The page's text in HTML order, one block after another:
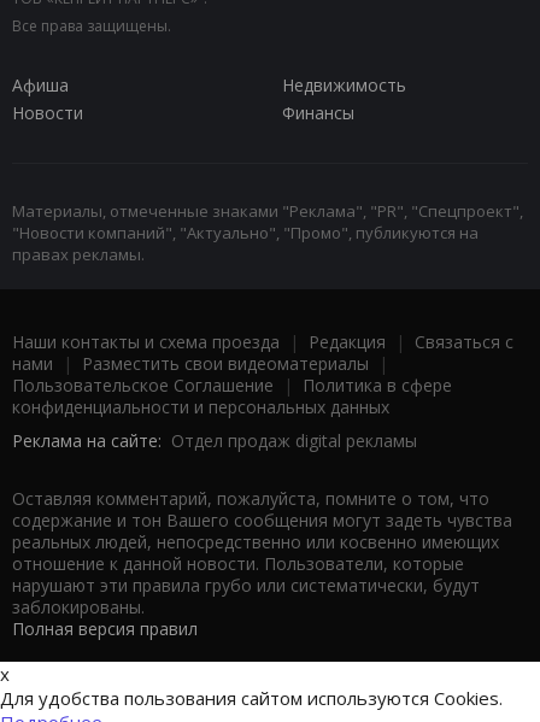
Все права защищены.
Афиша
Недвижимость
Новости
Финансы
Материалы, отмеченные знаками "Реклама", "PR", "Спецпроект",
"Новости компаний", "Актуально", "Промо", публикуются на
правах рекламы.
Наши контакты и схема проезда | Редакция | Связаться с
нами | Разместить свои видеоматериалы |
Пользовательское Соглашение |
Политика в сфере
конфиденциальности и персональных данных
Реклама на сайте: Отдел продаж digital рекламы
Оставляя комментарий, пожалуйста, помните о том, что
содержание и тон Вашего сообщения могут задеть чувства
реальных людей, непосредственно или косвенно имеющих
отношение к данной новости. Пользователи, которые
нарушают эти правила грубо или систематически, будут
заблокированы.
Полная версия правил
x
Для удобства пользования сайтом используются Cookies.